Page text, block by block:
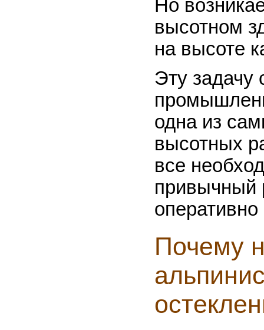
Но
высотном
на высоте
Эту задачу
одна из
высотных
все
привычный
Почему